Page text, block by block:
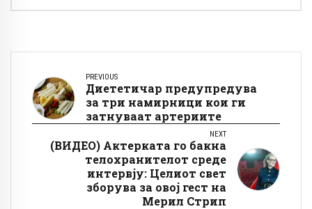
PREVIOUS
Диететичар предупредува
за три намирници кои ги
затнуваат артериите
NEXT
(ВИДЕО) Актерката го бакна
телохранителот среде
интервју: Целиот свет
зборува за овој гест на
Мерил Стрип